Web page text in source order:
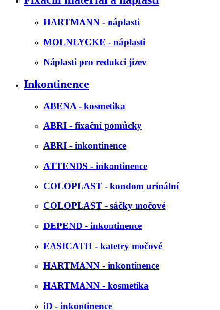
HARTMANN - náplasti
MOLNLYCKE - náplasti
Náplasti pro redukci jizev
Inkontinence
ABENA - kosmetika
ABRI - fixační pomůcky
ABRI - inkontinence
ATTENDS - inkontinence
COLOPLAST - kondom urinální
COLOPLAST - sáčky močové
DEPEND - inkontinence
EASICATH - katetry močové
HARTMANN - inkontinence
HARTMANN - kosmetika
iD - inkontinence